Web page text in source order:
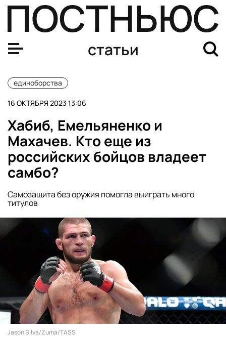
статьи
единоборства
16 ОКТЯБРЯ 2023 13:06
Хабиб, Емельяненко и
Махачев. Кто еще из
российских бойцов владеет
самбо?
Самозащита без оружия помогла выиграть много
титулов
Jason Silva/Zuma/TASS
UFC объединился с рестлинг-промоушеном WWE. Как